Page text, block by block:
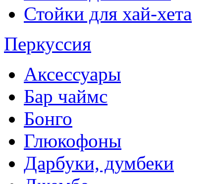
Стойки для хай-хета
Перкуссия
Аксессуары
Бар чаймс
Бонго
Глюкофоны
Дарбуки, думбеки